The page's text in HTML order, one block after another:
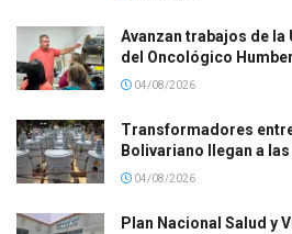
Avanzan trabajos de
del Oncológico
04/08/2026
Transformadores
Bolivariano llegan a
04/08/2026
Plan Nacional Salud y